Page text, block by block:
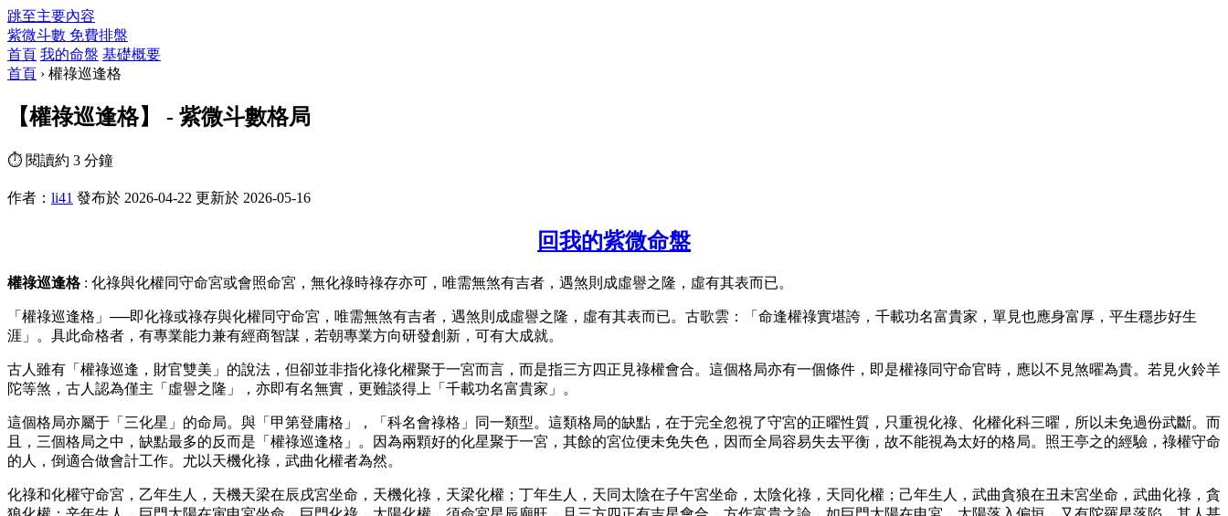
跳至主要內容
紫微斗數 免費排盤
首頁 我的命盤 基礎概要
首頁 › 權祿巡逢格
【權祿巡逢格】 - 紫微斗數格局
⏱ 閱讀約 3 分鐘
作者： li41 發布於 2026-04-22 更新於 2026-05-16
回我的紫微命盤
權祿巡逢格: 化祿與化權同守命宮或會照命宮，無化祿時祿存亦可，唯需無煞有吉者，遇煞則成虛譽之隆，虛有其表而已。
「權祿巡逢格」──即化祿或祿存與化權同守命宮，唯需無煞有吉者，遇煞則成虛譽之隆，虛有其表而已。古歌雲：「命逢權祿實堪誇，千載功名富貴家，單見也應身富厚，平生穩步好生
涯」。具此命格者，有專業能力兼有經商智謀，若朝專業方向研發創新，可有大成就。
古人雖有「權祿巡逢，財官雙美」的說法，但卻並非指化祿化權聚于一宮而言，而是指三方四正見祿權會合。這個格局亦有一個條件，即是權祿同守命官時，應以不見煞曜為貴。若見火鈴羊
陀等煞，古人認為僅主「虛譽之隆」，亦即有名無實，更難談得上「千載功名富貴家」。
這個格局亦屬于「三化星」的命局。與「甲第登庸格」，「科名會祿格」同一類型。這類格局的缺點，在于完全忽視了守宮的正曜性質，只重視化祿、化權化科三曜，所以未免過份武斷。而
且，三個格局之中，缺點最多的反而是「權祿巡逢格」。因為兩顆好的化星聚于一宮，其餘的宮位便未免失色，因而全局容易失去平衡，故不能視為太好的格局。照王亭之的經驗，祿權守命
的人，倒適合做會計工作。尤以天機化祿，武曲化權者為然。
化祿和化權守命宮，乙年生人，天機天梁在辰戌宮坐命，天機化祿，天梁化權；丁年生人，天同太陰在子午宮坐命，太陰化祿，天同化權；己年生人，武曲貪狼在丑未宮坐命，武曲化祿，貪